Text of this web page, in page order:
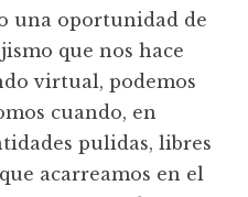
una oportunidad de
que nos hace
virtual, podemos
cuando, en
pulidas, libres
acarreamos en el